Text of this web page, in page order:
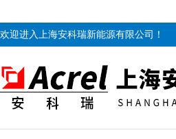
欢迎进入上海安科瑞新能源有限公司！